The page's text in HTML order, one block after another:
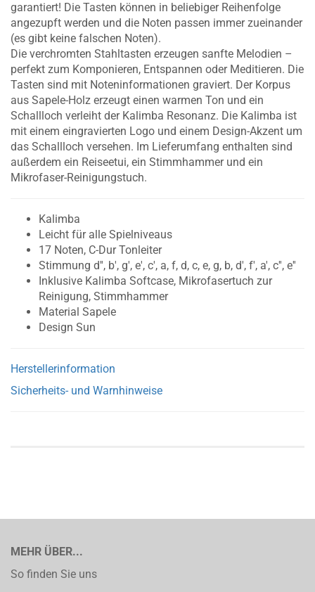
garantiert! Die Tasten können in beliebiger Reihenfolge
angezupft werden und die Noten passen immer zueinander
(es gibt keine falschen Noten).
Die verchromten Stahltasten erzeugen sanfte Melodien –
perfekt zum Komponieren, Entspannen oder Meditieren. Die
Tasten sind mit Noteninformationen graviert. Der Korpus
aus Sapele-Holz erzeugt einen warmen Ton und ein
Schallloch verleiht der Kalimba Resonanz. Die Kalimba ist
mit einem eingravierten Logo und einem Design-Akzent um
das Schallloch versehen. Im Lieferumfang enthalten sind
außerdem ein Reiseetui, ein Stimmhammer und ein
Mikrofaser-Reinigungstuch.
Kalimba
Leicht für alle Spielniveaus
17 Noten, C-Dur Tonleiter
Stimmung d'', b', g', e', c', a, f, d, c, e, g, b, d', f', a', c'', e''
Inklusive Kalimba Softcase, Mikrofasertuch zur
Reinigung, Stimmhammer
Material Sapele
Design Sun
Herstellerinformation
Sicherheits- und Warnhinweise
MEHR ÜBER...
So finden Sie uns